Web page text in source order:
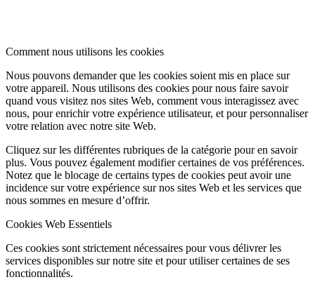
Comment nous utilisons les cookies
Nous pouvons demander que les cookies soient mis en place sur
votre appareil. Nous utilisons des cookies pour nous faire savoir
quand vous visitez nos sites Web, comment vous interagissez avec
nous, pour enrichir votre expérience utilisateur, et pour personnaliser
votre relation avec notre site Web.
Cliquez sur les différentes rubriques de la catégorie pour en savoir
plus. Vous pouvez également modifier certaines de vos préférences.
Notez que le blocage de certains types de cookies peut avoir une
incidence sur votre expérience sur nos sites Web et les services que
nous sommes en mesure d’offrir.
Cookies Web Essentiels
Ces cookies sont strictement nécessaires pour vous délivrer les
services disponibles sur notre site et pour utiliser certaines de ses
fonctionnalités.